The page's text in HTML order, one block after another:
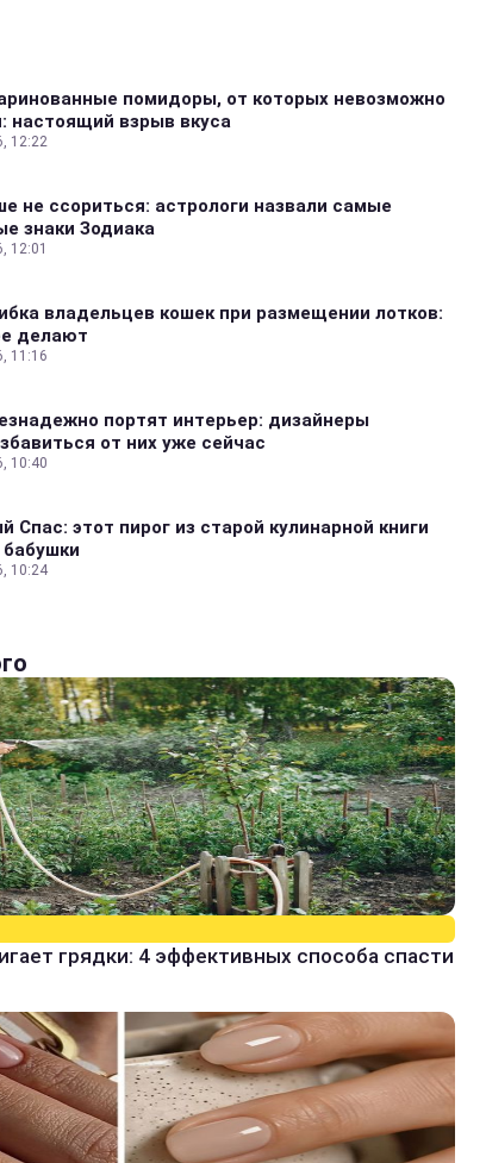
помидоры, от которых невозможно
настоящий взрыв вкуса
12:22
не ссориться: астрологи назвали самые
знаки Зодиака
12:01
владельцев кошек при размещении лотков:
делают
11:16
портят интерьер: дизайнеры
от них уже сейчас
10:40
Спас: этот пирог из старой кулинарной книги
10:24
грядки: 4 эффективных способа спасти